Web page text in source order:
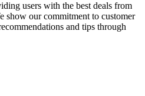
users with the best deals from
show our commitment to customer
and tips through